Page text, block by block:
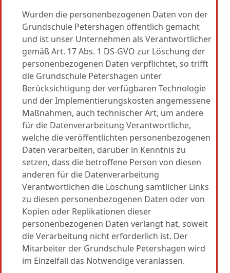
Wurden die personenbezogenen Daten von der
Grundschule Petershagen öffentlich gemacht
und ist unser Unternehmen als Verantwortlicher
gemäß Art. 17 Abs. 1 DS-GVO zur Löschung der
personenbezogenen Daten verpflichtet, so trifft
die Grundschule Petershagen unter
Berücksichtigung der verfügbaren Technologie
und der Implementierungskosten angemessene
Maßnahmen, auch technischer Art, um andere
für die Datenverarbeitung Verantwortliche,
welche die veröffentlichten personenbezogenen
Daten verarbeiten, darüber in Kenntnis zu
setzen, dass die betroffene Person von diesen
anderen für die Datenverarbeitung
Verantwortlichen die Löschung sämtlicher Links
zu diesen personenbezogenen Daten oder von
Kopien oder Replikationen dieser
personenbezogenen Daten verlangt hat, soweit
die Verarbeitung nicht erforderlich ist. Der
Mitarbeiter der Grundschule Petershagen wird
im Einzelfall das Notwendige veranlassen.